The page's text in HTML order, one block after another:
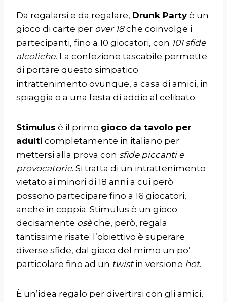
Da regalarsi e da regalare, Drunk Partyè un
gioco di carte per over 18che coinvolge i
partecipanti, fino a 10 giocatori, con 101 sfide
alcoliche. La confezione tascabile permette
di portare questo simpatico
intrattenimento ovunque, a casa di amici, in
spiaggia o a una festa di addio al celibato.
Stimulus è il primo gioco da tavolo per
adulti completamente in italiano per
mettersi alla prova con sfide piccanti e
provocatorie. Si tratta di un intrattenimento
vietato ai minori di 18 anni a cui però
possono partecipare fino a 16 giocatori,
anche in coppia. Stimulus è un gioco
decisamente osèche, però, regala
tantissime risate: l’obiettivo è superare
diverse sfide, dal gioco del mimo un po’
particolare fino ad un twistin versione hot.
È un’idea regalo per divertirsi con gli amici,